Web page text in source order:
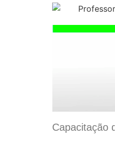
Capacitação